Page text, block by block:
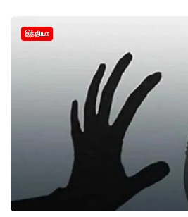
இந்தியா